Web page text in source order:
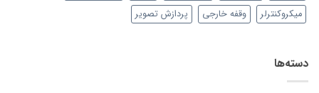
میکروکنترلر
وقفه خارجی پردازش تصویر
دسته‌ها